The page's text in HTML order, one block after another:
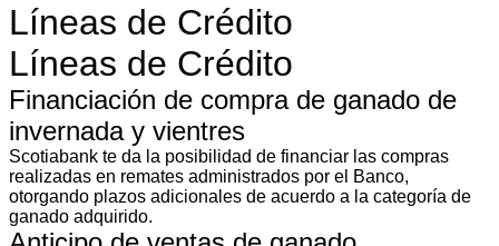
Líneas de Crédito
Líneas de Crédito
Financiación de compra de ganado de
invernada y vientres
Scotiabank te da la posibilidad de financiar las compras
realizadas en remates administrados por el Banco,
otorgando plazos adicionales de acuerdo a la categoría de
ganado adquirido.